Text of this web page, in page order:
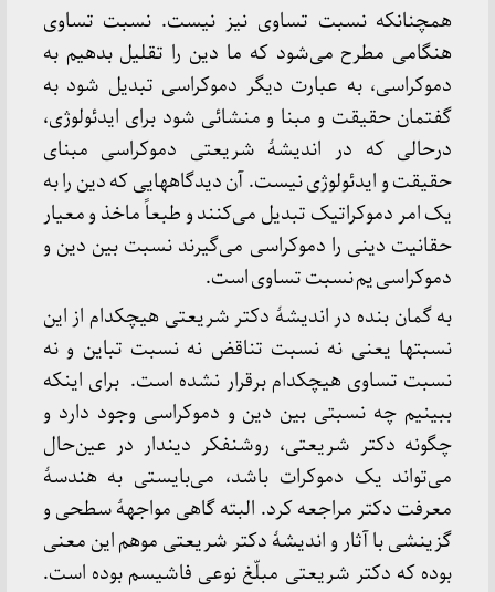
همچنانکه نسبت تساوی نیز نیست. نسبت تساوی
هنگامی مطرح می‌شود که ما دین را تقلیل بدهیم به
دموکراسی، به عبارت دیگر دموکراسی تبدیل شود به
گفتمان حقیقت و مبنا و منشائی شود برای ایدئولوژی،
درحالی که در اندیشۀ شریعتی دموکراسی مبنای
حقیقت و ایدئولوژی نیست. آن دیدگاههایی که دین را به
یک امر دموکراتیک تبدیل می‌کنند و طبعاً ماخذ و معیار
حقانیت دینی را دموکراسی می‌گیرند نسبت بین دین و
دموکراسی یم نسبت تساوی است.
به گمان بنده در اندیشۀ دکتر شریعتی هیچکدام از این
نسبتها یعنی نه نسبت تناقض نه نسبت تباین و نه
نسبت تساوی هیچکدام برقرار نشده است. برای اینکه
ببینیم چه نسبتی بین دین و دموکراسی وجود دارد و
چگونه دکتر شریعتی، روشنفکر دیندار در عین‌حال
می‌تواند یک دموکرات باشد، می‌بایستی به هندسۀ
معرفت دکتر مراجعه کرد. البته گاهی مواجهۀ سطحی و
گزینشی با آثار و اندیشۀ دکتر شریعتی موهم این معنی
بوده که دکتر شریعتی مبلّغ نوعی فاشیسم بوده است.